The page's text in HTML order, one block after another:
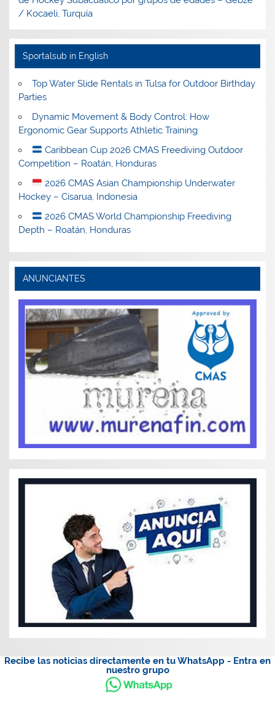
/ Kocaeli, Turquía
Sportalsub in English
Top Water Slide Rentals in Tulsa for Outdoor Birthday
Parties
Dynamic Movement & Body Control: How
Ergonomic Gear Supports Athletic Training
Caribbean Cup 2026 CMAS Freediving Outdoor
Competition – Roatán, Honduras
2026 CMAS Asian Championship Underwater
Hockey – Cisarua, Indonesia
2026 CMAS World Championship Freediving
Depth – Roatán, Honduras
ANUNCIANTES
Recibe las noticias directamente en tu WhatsApp - Entra en
nuestro grupo